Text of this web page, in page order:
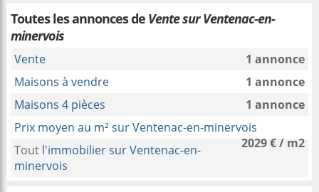
Toutes les annonces de Vente sur Ventenac-en-
minervois
Vente
1 annonce
Maisons à vendre
1 annonce
Maisons 4 pièces
1 annonce
Prix moyen au m² sur Ventenac-en-minervois
2029 € / m2
Tout l'immobilier sur Ventenac-en-
minervois